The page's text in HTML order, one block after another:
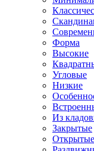
Форма
Высокие
Угловые
Низкие
Из
Закрытые
Открытые